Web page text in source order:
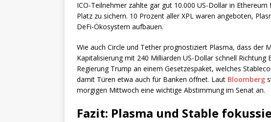
ICO-Teilnehmer zahlte gar gut 10.000 US-Dollar in
Platz zu sichern. 10 Prozent aller XPL waren angeboten,
DeFi-Ökosystem aufbauen.
Wie auch Circle und Tether prognostiziert Plasma, dass der
Kapitalisierung mit 240 Milliarden US-Dollar schnell Richtung
Regierung Trump an einem Gesetzespaket, welches
damit Türen etwa auch für Banken öffnet. Laut Bloomberg
morgigen Mittwoch eine wichtige Abstimmung im Senat an.
Fazit: Plasma und Stable